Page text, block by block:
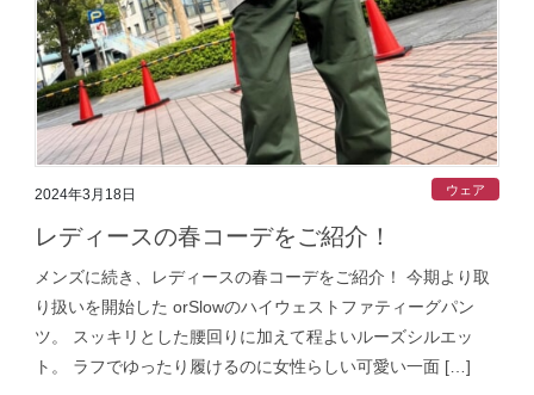
2024年3月18日 ウェア
レディースの春コーデをご紹介！
メンズに続き、レディースの春コーデをご紹介！ 今期より取
り扱いを開始した orSlowのハイウェストファティーグパン
ツ。 スッキリとした腰回りに加えて程よいルーズシルエッ
ト。 ラフでゆったり履けるのに女性らしい可愛い一面 […]